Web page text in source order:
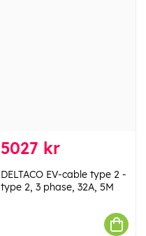
5027 kr
DELTACO EV-cable type 2 -
type 2, 3 phase, 32A, 5M